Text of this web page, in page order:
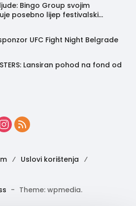
Bingo Group svojim
posebno lijep festivalski
UFC Fight Night Belgrade
Lansiran pohod na fond od
Uslovi korištenja
- Theme: wpmedia.